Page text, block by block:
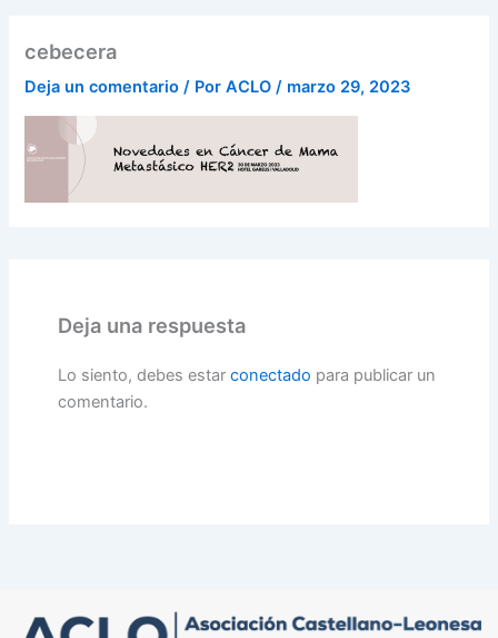
cebecera
Deja un comentario / PorACLO/ marzo 29, 2023
Deja una respuesta
Lo siento, debes estar conectado para publicar un
comentario.